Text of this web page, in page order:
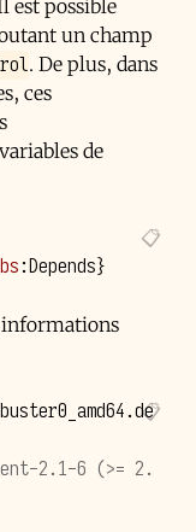
est possible
un champ
. De plus, dans
ces
de
:Depends}
informations
buster0_amd64.de